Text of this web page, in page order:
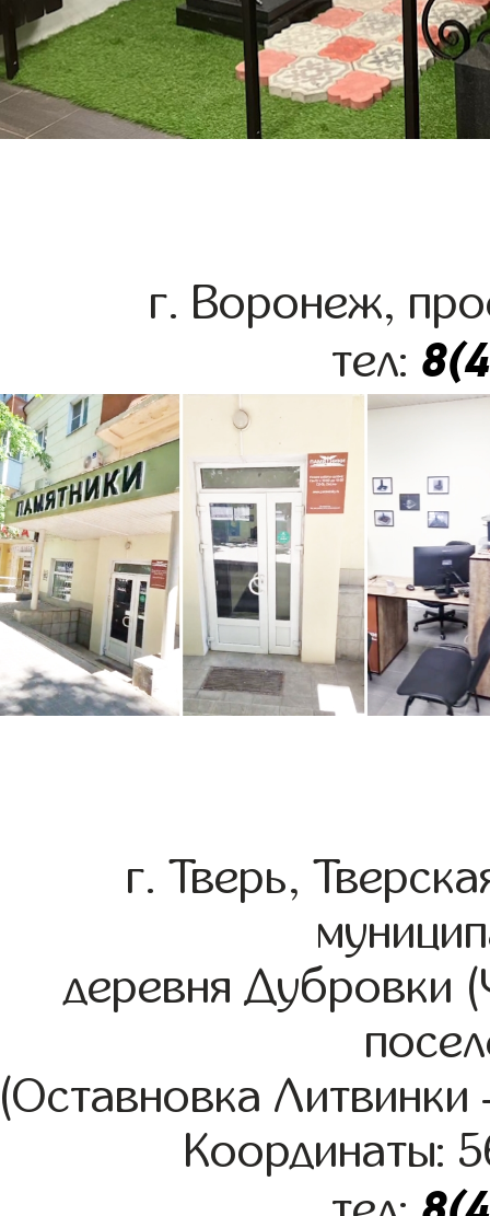
г. Воронеж,
тел:
г. Тверь,
деревня Дубровки
Координаты: